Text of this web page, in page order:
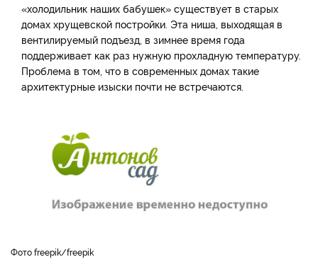
«холодильник наших бабушек» существует в старых
домах хрущевской постройки. Эта ниша, выходящая в
вентилируемый подъезд, в зимнее время года
поддерживает как раз нужную прохладную температуру.
Проблема в том, что в современных домах такие
архитектурные изыски почти не встречаются.
фото freepik/freepik